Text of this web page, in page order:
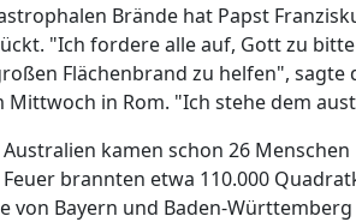
Brände hat Papst
"Ich fordere alle auf, Gott zu
Flächenbrand zu helfen",
Mittwoch in Rom. "Ich stehe dem
kamen schon 26
brannten etwa 110.000
von Bayern und Baden-